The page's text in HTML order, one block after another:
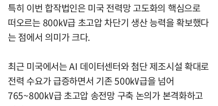
특히 이번 합작법인은 미국 전력망 고도화의 핵심으로
떠오르는 800㎸급 초고압 차단기 생산 능력을 확보했다
는 점에서 의미가 크다.
최근 미국에서는 AI 데이터센터와 첨단 제조시설 확대로
전력 수요가 급증하면서 기존 500㎸급을 넘어
765~800㎸급 초고압 송전망 구축 논의가 본격화하고